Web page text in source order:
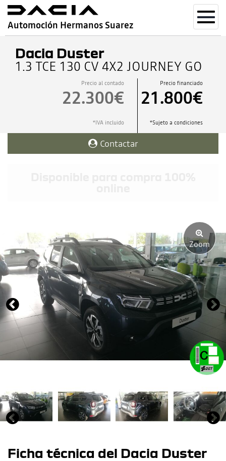
Automoción Hermanos Suarez
Dacia Duster
1.3 TCE 130 CV 4X2 JOURNEY GO
Precio al contado
22.300€
*IVA incluido
Precio financiado
21.800€
*Sujeto a condiciones
Contactar
Zoom
Ficha técnica del Dacia Duster